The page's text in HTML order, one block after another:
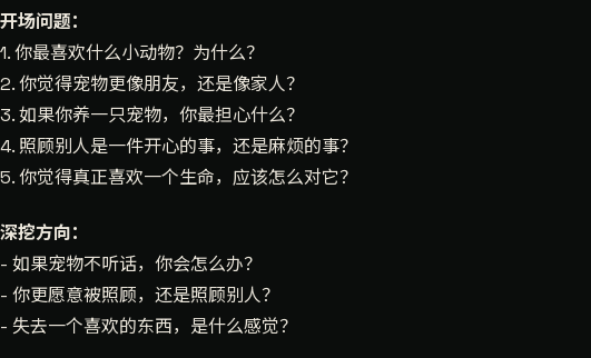
开场问题：
1. 你最喜欢什么小动物？为什么？
2. 你觉得宠物更像朋友，还是像家人？
3. 如果你养一只宠物，你最担心什么？
4. 照顾别人是一件开心的事，还是麻烦的事？
5. 你觉得真正喜欢一个生命，应该怎么对它？
深挖方向：
- 如果宠物不听话，你会怎么办？
- 你更愿意被照顾，还是照顾别人？
- 失去一个喜欢的东西，是什么感觉？